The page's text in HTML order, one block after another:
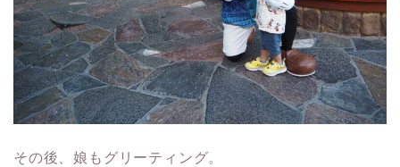
その後、娘もグリーティング。